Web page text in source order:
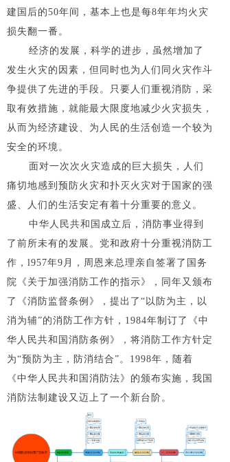
建国后的50年间，基本上也是每8年年均火灾
损失翻一番。
经济的发展，科学的进步，虽然增加了
发生火灾的因素，但同时也为人们同火灾作斗
争提供了先进的手段。只要人们重视消防，采
取有效措施，就能最大限度地减少火灾损失，
从而为经济建设、为人民的生活创造一个较为
安全的环境。
面对一次次火灾造成的巨大损失，人们
痛切地感到预防火灾和扑灭火灾对于国家的强
盛、人们的生活安定有着十分重要的意义。
中华人民共和国成立后，消防事业得到
了前所未有的发展。党和政府十分重视消防工
作，l957年9月，周恩来总理亲自签署了国务
院《关于加强消防工作的指示》，同年又颁布
了《消防监督条例》，提出了“以防为主，以
消为辅”的消防工作方针，1984年制订了《中
华人民共和国消防条例》，将消防工作方针定
为“预防为主，防消结合”。1998年，随着
《中华人民共和国消防法》的颁布实施，我国
消防法制建设又迈上了一个新台阶。